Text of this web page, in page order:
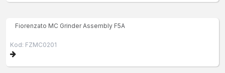
Fiorenzato MC Grinder Assembly F5A
Kod: FZMC0201